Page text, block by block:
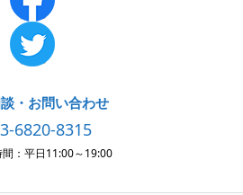
・お問い合わせ
6820-8315
間：平日11:00～19:00